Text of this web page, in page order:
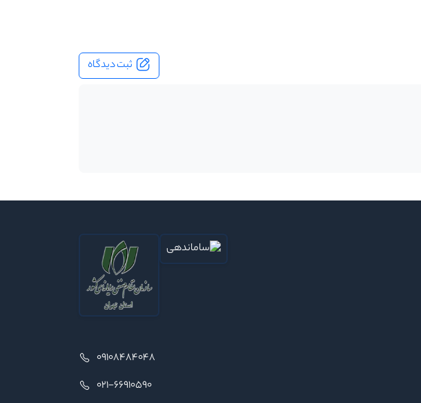
ثبت دیدگاه
09108484048
021-66910590